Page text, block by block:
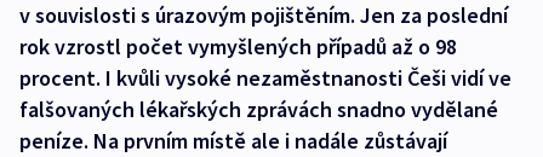
v souvislosti s úrazovým pojištěním. Jen za poslední
rok vzrostl počet vymyšlených případů až o 98
procent. I kvůli vysoké nezaměstnanosti Češi vidí ve
falšovaných lékařských zprávách snadno vydělané
peníze. Na prvním místě ale i nadále zůstávají